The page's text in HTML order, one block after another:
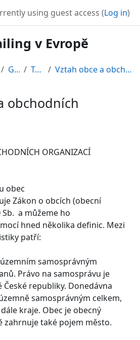
using guest access (Log in)
v Evropě
GRE08 Topic 3 Vztah obce a obchodních organizací
obchodních
ORGANIZACÍ
obec
Zákon o obcích (obecní
Sb. a můžeme ho
hned několika definic. Mezi
patří:
samosprávným
Právo na samosprávu je
České republiky. Donedávna
samosprávným celkem,
kraje. Obec je obecný
zahrnuje také pojem město.